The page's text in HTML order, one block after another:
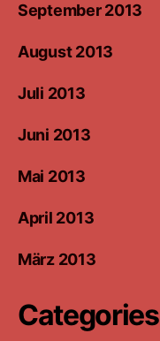
September 2013
August 2013
Juli 2013
Juni 2013
Mai 2013
April 2013
März 2013
Categories